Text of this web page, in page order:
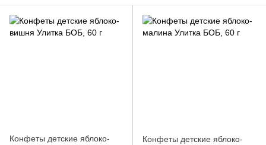
Конфеты детские яблоко- Конфеты детские яблоко-